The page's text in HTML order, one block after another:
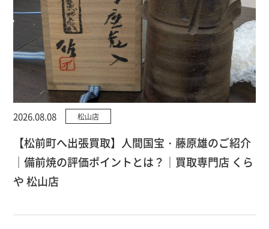
2026.08.08 松山店
【松前町へ出張買取】人間国宝・藤原雄のご紹介
｜備前焼の評価ポイントとは？｜買取専門店 くら
や 松山店